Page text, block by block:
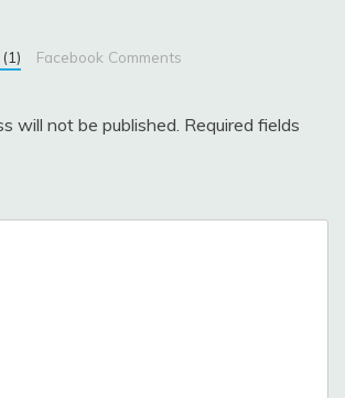
Facebook Comments
will not be published. Required fields